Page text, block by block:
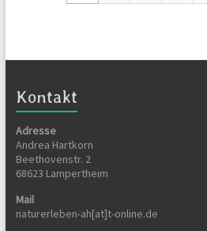
Kontakt
Adresse
Andrea Hartkorn
Beethovenstr. 2
68623 Lampertheim
Mail
naturerleben-ah[at]t-online.de